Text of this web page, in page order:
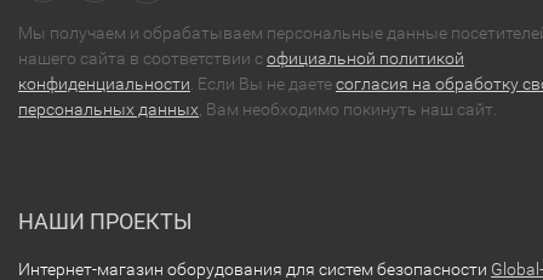
Мы получаем и обрабатываем персональные данные
нашего сайта в соответствии софициальной политикой
конфиденциальности . Если Вы не даетесогласия на обработку
персональных данных , Вам необходимо покинуть наш сайт.
НАШИ ПРОЕКТЫ
Интернет-магазин оборудования для систем безопасности Global-